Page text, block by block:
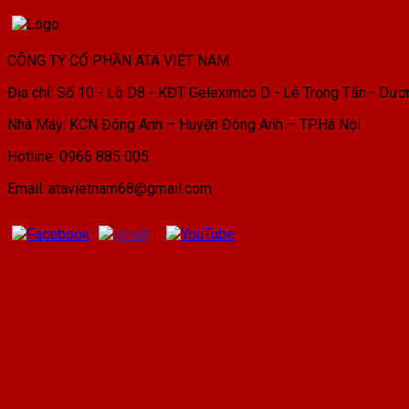
CÔNG TY CỔ PHẦN ATA VIỆT NAM
Địa chỉ: Số 10 - Lô D8 - KĐT Geleximco D - Lê Trọng Tấn -
Nhà Máy: KCN Đông Anh – Huyện Đông Anh – TP.Hà Nội
Hotline: 0966 885 005
Email: atavietnam68@gmail.com